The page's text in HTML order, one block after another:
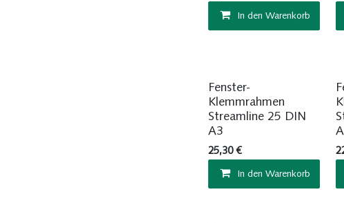
In den Warenkorb
Sofort ab Lager
Fenster-
Klemmrahmen
Streamline 25 DIN
A3
25,30€
In den Warenkorb